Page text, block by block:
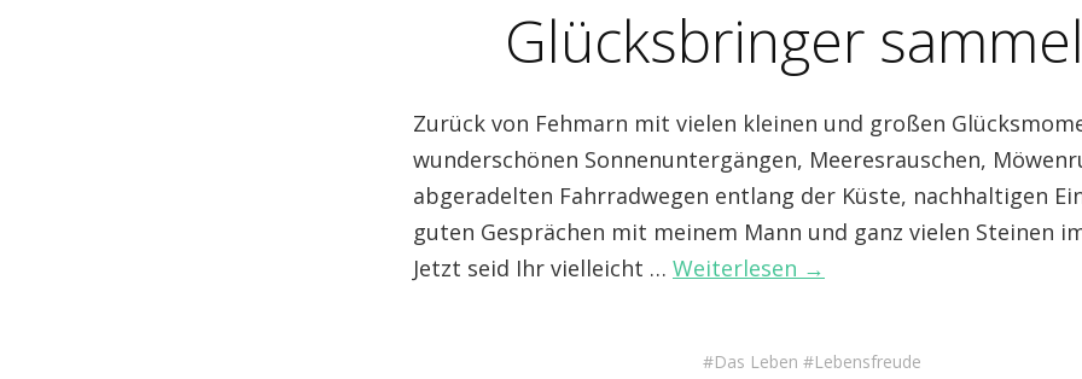
Glücksbringer
Zurück von Fehmarn mit vielen kleinen und großen
wunderschönen Sonnenuntergängen, Meeresrauschen,
abgeradelten Fahrradwegen entlang der Küste, nachhaltigen
guten Gesprächen mit meinem Mann und ganz vielen Steinen
Jetzt seid Ihr vielleicht … Weiterlesen →
Das Leben
Lebensfreude